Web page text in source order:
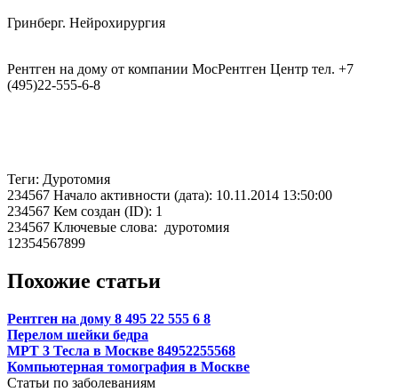
Гринберг. Нейрохирургия
Рентген на дому от компании МосРентген Центр тел. +7
(495)22-555-6-8
Теги: Дуротомия
234567 Начало активности (дата): 10.11.2014 13:50:00
234567 Кем создан (ID): 1
234567 Ключевые слова: дуротомия
12354567899
Похожие статьи
Рентген на дому 8 495 22 555 6 8
Перелом шейки бедра
МРТ 3 Тесла в Москве 84952255568
Компьютерная томография в Москве
Статьи по заболеваниям